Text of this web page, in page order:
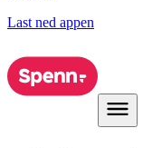
Last ned appen